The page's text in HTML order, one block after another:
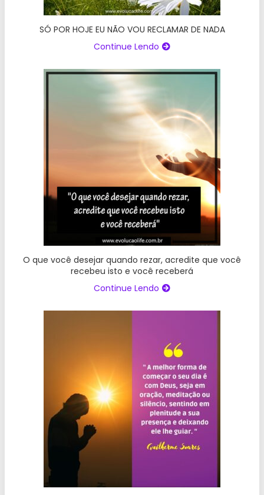
SÓ POR HOJE EU NÃO VOU RECLAMAR DE NADA
Continue Lendo
O que você desejar quando rezar, acredite que você
recebeu isto e você receberá
Continue Lendo